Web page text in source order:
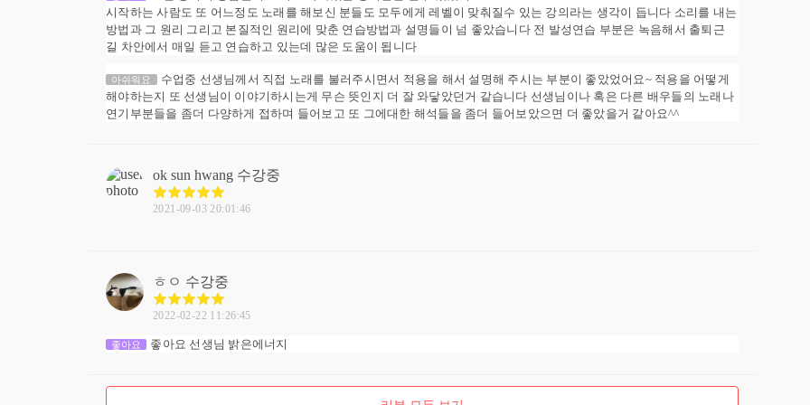
시작하는 사람도 또 어느정도 노래를 해보신 분들도 모두에게 레벨이 맞춰질수 있는 강의라는 생각이 듭니다 소리를 내는
방법과 그 원리 그리고 본질적인 원리에 맞춘 연습방법과 설명들이 넘 좋았습니다 전 발성연습 부분은 녹음해서 출퇴근
길 차안에서 매일 듣고 연습하고 있는데 많은 도움이 됩니다
아쉬워요
수업중 선생님께서 직접 노래를 불러주시면서 적용을 해서 설명해 주시는 부분이 좋았었어요~ 적용을 어떻게
해야하는지 또 선생님이 이야기하시는게 무슨 뜻인지 더 잘 와닿았던거 같습니다 선생님이나 혹은 다른 배우들의 노래나
연기부분들을 좀더 다양하게 접하며 들어보고 또 그에대한 해석들을 좀더 들어보았으면 더 좋았을거 같아요^^
ok sun hwang 수강중
2021-09-03 20:01:46
ㅎㅇ 수강중
2022-02-22 11:26:45
좋아요 좋아요 선생님 밝은에너지